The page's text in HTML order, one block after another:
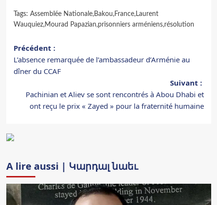
Tags: Assemblée Nationale,Bakou,France,Laurent
Wauquiez,Mourad Papazian,prisonniers arméniens,résolution
Navigation
d’article
Précédent :
L’absence remarquée de l’ambassadeur d’Arménie au
dîner du CCAF
Suivant :
Pachinian et Aliev se sont rencontrés à Abou Dhabi et
ont reçu le prix « Zayed » pour la fraternité humaine
A lire aussi | Կարդալ նաեւ